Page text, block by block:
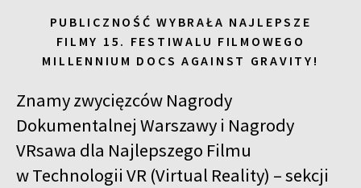
PUBLICZNOŚĆ WYBRAŁA NAJLEPSZE
FILMY 15. FESTIWALU FILMOWEGO
MILLENNIUM DOCS AGAINST GRAVITY!
Znamy zwycięzców Nagrody
Dokumentalnej Warszawy i Nagrody
VRsawa dla Najlepszego Filmu
w Technologii VR (Virtual Reality) – sekcji